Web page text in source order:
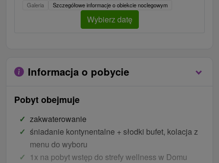
Galeria Szczegółowe informacje o obiekcie noclegowym
Wybierz datę
Informacja o pobycie
Pobyt obejmuje
zakwaterowanie
śniadanie kontynentalne + słodki bufet, kolacja z
menu do wyboru
1x na pobyt wstęp do strefy wellness w Domu